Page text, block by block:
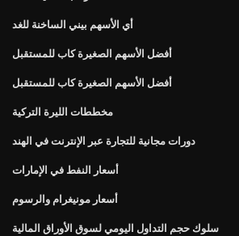
أي الأسهم بيني الساخنة للغد
أفضل الأسهم الصغيرة كاب للمستقبل
أفضل الأسهم الصغيرة كاب للمستقبل
مخططات الليرة التركية
دورات مجانية للتجارة عبر الإنترنت في الهند
أسعار النفط في الإمارات
أسعار مونيغرام والرسوم
سلوك حجم التداول اليومي لسوق الأوراق المالية